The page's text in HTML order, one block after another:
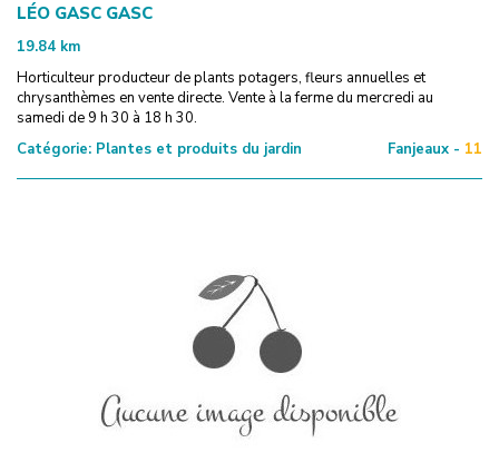
LÉO GASC GASC
19.84 km
Horticulteur producteur de plants potagers, fleurs annuelles et
chrysanthèmes en vente directe. Vente à la ferme du mercredi au
samedi de 9 h 30 à 18 h 30.
Catégorie: Plantes et produits du jardin Fanjeaux - 11